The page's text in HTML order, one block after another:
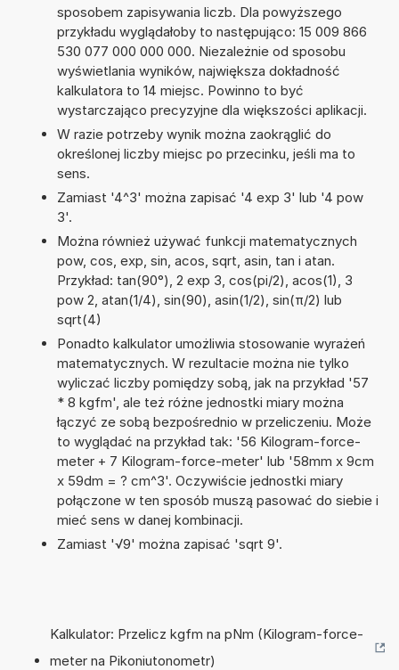
sposobem zapisywania liczb. Dla powyższego
przykładu wyglądałoby to następująco: 15 009 866
530 077 000 000 000. Niezależnie od sposobu
wyświetlania wyników, największa dokładność
kalkulatora to 14 miejsc. Powinno to być
wystarczająco precyzyjne dla większości aplikacji.
W razie potrzeby wynik można zaokrąglić do
określonej liczby miejsc po przecinku, jeśli ma to
sens.
Zamiast '4^3' można zapisać '4 exp 3' lub '4 pow
3'.
Można również używać funkcji matematycznych
pow, cos, exp, sin, acos, sqrt, asin, tan i atan.
Przykład: tan(90°), 2 exp 3, cos(pi/2), acos(1), 3
pow 2, atan(1/4), sin(90), asin(1/2), sin(π/2) lub
sqrt(4)
Ponadto kalkulator umożliwia stosowanie wyrażeń
matematycznych. W rezultacie można nie tylko
wyliczać liczby pomiędzy sobą, jak na przykład '57
* 8 kgfm', ale też różne jednostki miary można
łączyć ze sobą bezpośrednio w przeliczeniu. Może
to wyglądać na przykład tak: '56 Kilogram-force-
meter + 7 Kilogram-force-meter' lub '58mm x 9cm
x 59dm = ? cm^3'. Oczywiście jednostki miary
połączone w ten sposób muszą pasować do siebie i
mieć sens w danej kombinacji.
Zamiast '√9' można zapisać 'sqrt 9'.
Kalkulator: Przelicz kgfm na pNm (Kilogram-force-
meter na Pikoniutonometr)